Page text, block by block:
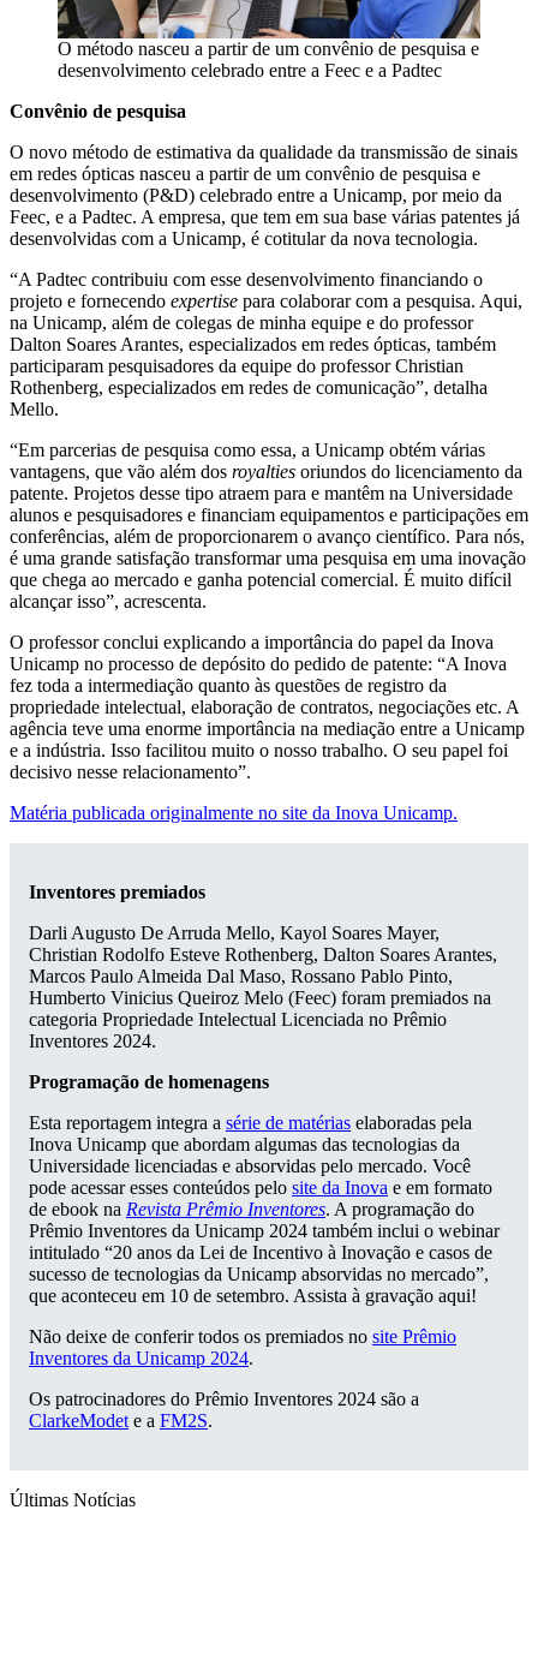
O método nasceu a partir de um convênio de pesquisa e
desenvolvimento celebrado entre a Feec e a Padtec
Convênio de pesquisa
O novo método de estimativa da qualidade da transmissão de sinais
em redes ópticas nasceu a partir de um convênio de pesquisa e
desenvolvimento (P&D) celebrado entre a Unicamp, por meio da
Feec, e a Padtec. A empresa, que tem em sua base várias patentes já
desenvolvidas com a Unicamp, é cotitular da nova tecnologia.
“A Padtec contribuiu com esse desenvolvimento financiando o
projeto e fornecendo expertise para colaborar com a pesquisa. Aqui,
na Unicamp, além de colegas de minha equipe e do professor
Dalton Soares Arantes, especializados em redes ópticas, também
participaram pesquisadores da equipe do professor Christian
Rothenberg, especializados em redes de comunicação”, detalha
Mello.
“Em parcerias de pesquisa como essa, a Unicamp obtém várias
vantagens, que vão além dos royalties oriundos do licenciamento da
patente. Projetos desse tipo atraem para e mantêm na Universidade
alunos e pesquisadores e financiam equipamentos e participações em
conferências, além de proporcionarem o avanço científico. Para nós,
é uma grande satisfação transformar uma pesquisa em uma inovação
que chega ao mercado e ganha potencial comercial. É muito difícil
alcançar isso”, acrescenta.
O professor conclui explicando a importância do papel da Inova
Unicamp no processo de depósito do pedido de patente: “A Inova
fez toda a intermediação quanto às questões de registro da
propriedade intelectual, elaboração de contratos, negociações etc. A
agência teve uma enorme importância na mediação entre a Unicamp
e a indústria. Isso facilitou muito o nosso trabalho. O seu papel foi
decisivo nesse relacionamento”.
Matéria publicada originalmente no site da Inova Unicamp.
Inventores premiados
Darli Augusto De Arruda Mello, Kayol Soares Mayer,
Christian Rodolfo Esteve Rothenberg, Dalton Soares Arantes,
Marcos Paulo Almeida Dal Maso, Rossano Pablo Pinto,
Humberto Vinicius Queiroz Melo (Feec) foram premiados na
categoria Propriedade Intelectual Licenciada no Prêmio
Inventores 2024.
Programação de homenagens
Esta reportagem integra a série de matérias elaboradas pela
Inova Unicamp que abordam algumas das tecnologias da
Universidade licenciadas e absorvidas pelo mercado. Você
pode acessar esses conteúdos pelo site da Inova e em formato
de ebook na Revista Prêmio Inventores. A programação do
Prêmio Inventores da Unicamp 2024 também inclui o webinar
intitulado “20 anos da Lei de Incentivo à Inovação e casos de
sucesso de tecnologias da Unicamp absorvidas no mercado”,
que aconteceu em 10 de setembro. Assista à gravação aqui!
Não deixe de conferir todos os premiados no site Prêmio
Inventores da Unicamp 2024.
Os patrocinadores do Prêmio Inventores 2024 são a
ClarkeModet e a FM2S.
Últimas Notícias